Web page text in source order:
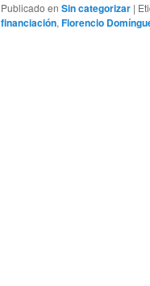
Publicado en Sin categorizar |
financiación, Florencio